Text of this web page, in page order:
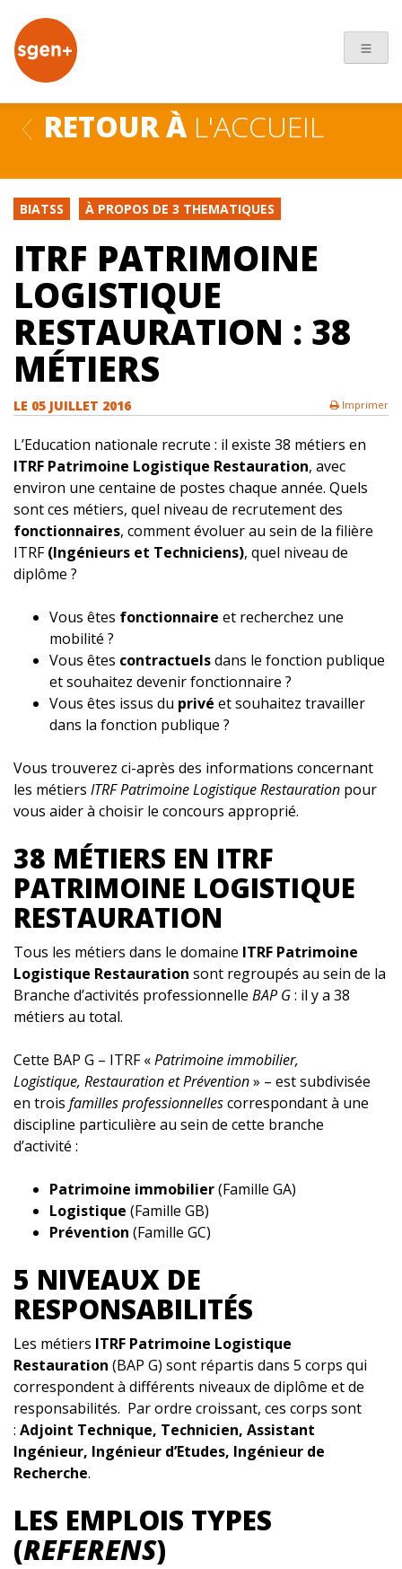
+
RETOUR À L'ACCUEIL
BIATSS À PROPOS DE 3 THEMATIQUES
ITRF PATRIMOINE
LOGISTIQUE
RESTAURATION : 38
MÉTIERS
LE 05 JUILLET 2016 Imprimer
L’Education nationale recrute : il existe 38 métiers en
ITRF Patrimoine Logistique Restauration, avec
environ une centaine de postes chaque année. Quels
sont ces métiers, quel niveau de recrutement des
fonctionnaires, comment évoluer au sein de la filière
ITRF(Ingénieurs et Techniciens), quel niveau de
diplôme ?
Vous êtes fonctionnaire et recherchez une
mobilité ?
Vous êtes contractuelsdans le fonction publique
et souhaitez devenir fonctionnaire ?
Vous êtes issus du privé et souhaitez travailler
dans la fonction publique ?
Vous trouverez ci-après des informations concernant
les métiers ITRF Patrimoine Logistique Restauration pour
vous aider à choisir le concours approprié.
38 MÉTIERS EN ITRF
PATRIMOINE LOGISTIQUE
RESTAURATION
Tous les métiers dans le domaine ITRF Patrimoine
Logistique Restauration sont regroupés au sein de la
Branche d’activités professionnelle BAP G: il y a 38
métiers au total.
Cette BAP G – ITRF «Patrimoine immobilier,
Logistique, Restauration et Prévention» – est subdivisée
en trois familles professionnellescorrespondant à une
discipline particulière au sein de cette branche
d’activité :
Patrimoine immobilier(Famille GA)
Logistique (Famille GB)
Prévention (Famille GC)
5 NIVEAUX DE
RESPONSABILITÉS
Les métiers ITRF Patrimoine Logistique
Restauration (BAP G) sont répartis dans 5 corps qui
correspondent à différents niveaux de diplôme et de
responsabilités. Par ordre croissant, ces corps sont
: Adjoint Technique, Technicien, Assistant
Ingénieur, Ingénieur d’Etudes, Ingénieur de
Recherche.
LES EMPLOIS TYPES
(REFERENS)